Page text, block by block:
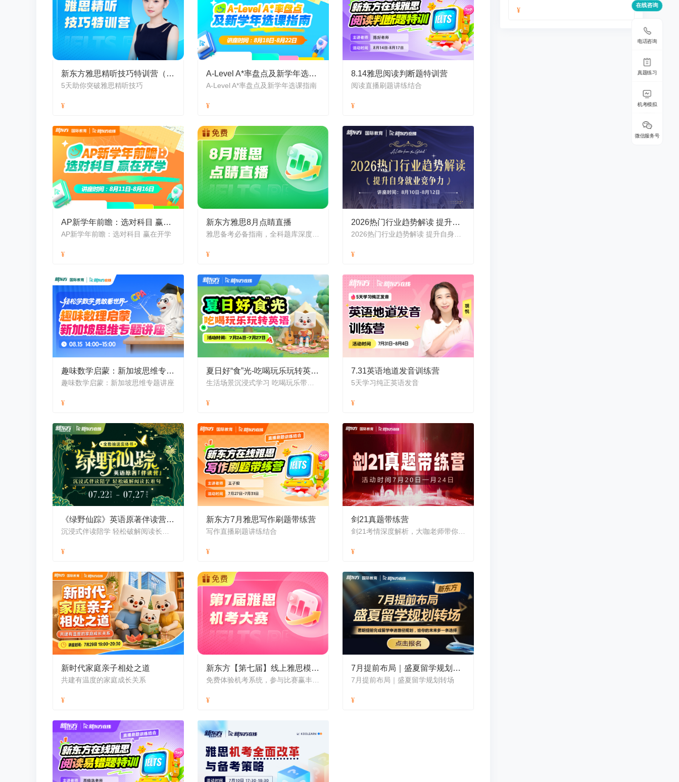
新东方雅思精听技巧特训营（8月）
5天助你突破雅思精听技巧
A-Level A*率盘点及新学年选课指南
A-Level A*率盘点及新学年选课指南
8.14雅思阅读判断题特训营
阅读直播刷题讲练结合
AP新学年前瞻：选对科目 赢在开学
AP新学年前瞻：选对科目 赢在开学
新东方雅思8月点睛直播 2026热门行业趋势解读 提升自身就业竞争力
趣味数学启蒙：新加坡思维专题讲座
趣味数学启蒙：新加坡思维专题讲座
夏日好“食”光-吃喝玩乐玩转英语2026 7.31英语地道发音训练营
5天学习纯正英语发音
《绿野仙踪》英语原著伴读营-全勤送实体书-暑假版 新东方7月雅思写作刷题带练营
写作直播刷题讲练结合
剑21真题带练营
新时代家庭亲子相处之道
共建有温度的家庭成长关系
新东方【第七届】线上雅思模考大赛 7月提前布局｜盛夏留学规划转场
7月提前布局｜盛夏留学规划转场
在线咨询
电话咨询
真题练习
机考模拟
微信服务号